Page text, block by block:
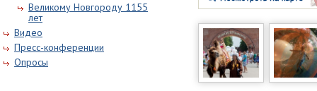
Великому Новгороду 1155
лет
Видео
Пресс-конференции
Опросы